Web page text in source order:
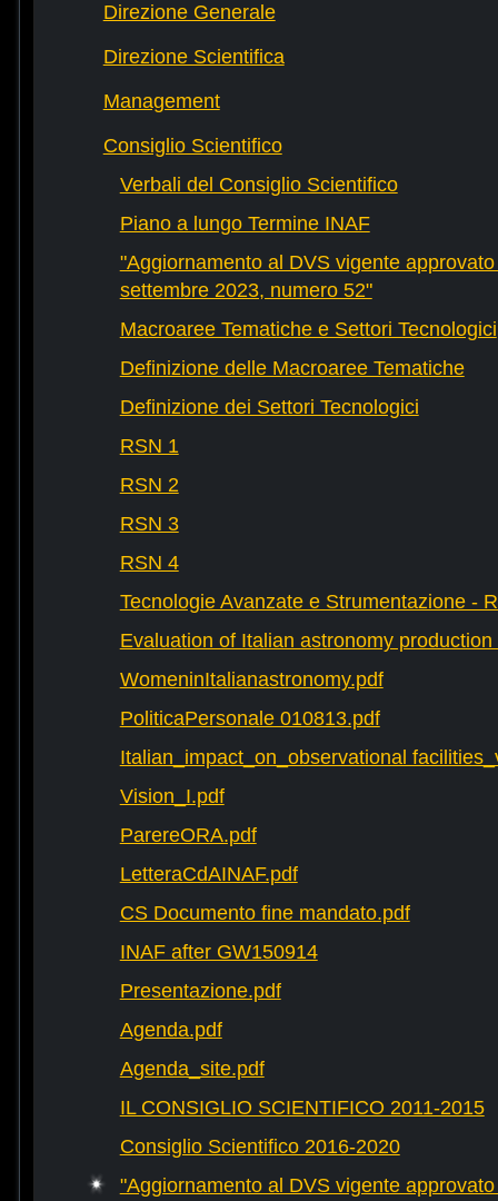
Direzione Generale
Direzione Scientifica
Management
Consiglio Scientifico
Verbali del Consiglio Scientifico
Piano a lungo Termine INAF
"Aggiornamento al DVS vigente
settembre 2023, numero 52"
Macroaree Tematiche e Settori Tecnologici
Definizione delle Macroaree Tematiche
Definizione dei Settori Tecnologici
RSN 1
RSN 2
RSN 3
RSN 4
Tecnologie Avanzate e Strumentazione -
Evaluation of Italian astronomy production
WomeninItalianastronomy.pdf
PoliticaPersonale 010813.pdf
Italian_impact_on_observational
Vision_I.pdf
ParereORA.pdf
LetteraCdAINAF.pdf
CS Documento fine mandato.pdf
INAF after GW150914
Presentazione.pdf
Agenda.pdf
Agenda_site.pdf
IL CONSIGLIO SCIENTIFICO 2011-2015
Consiglio Scientifico 2016-2020
"Aggiornamento al DVS vigente